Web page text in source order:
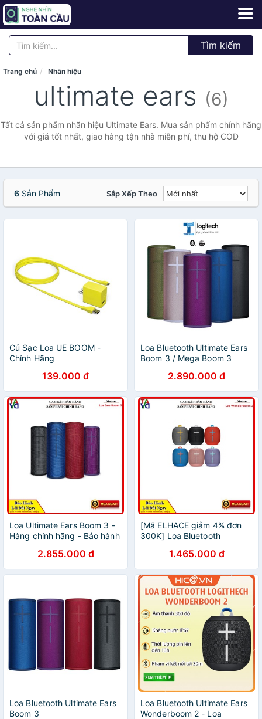
Tìm kiếm
Trang chủ Nhãn hiệu
ultimate ears (6)
Tất cả sản phẩm nhãn hiệu Ultimate Ears. Mua sản phẩm chính hãng
với giá tốt nhất, giao hàng tận nhà miễn phí, thu hộ COD
6 Sản Phẩm Sắp Xếp Theo
Củ Sạc Loa UE BOOM -
Chính Hãng
139.000 đ
Loa Bluetooth Ultimate Ears
Boom 3 / Mega Boom 3
2.890.000 đ
Loa Ultimate Ears Boom 3 -
Hàng chính hãng - Bảo hành
2.855.000 đ
[Mã ELHACE giảm 4% đơn
300K] Loa Bluetooth
- Hàng chính hãng - Bảo
hành 24 tháng
1.465.000 đ
Loa Bluetooth Ultimate Ears
Boom 3
Loa Bluetooth Ultimate Ears
Wonderboom 2 - Loa